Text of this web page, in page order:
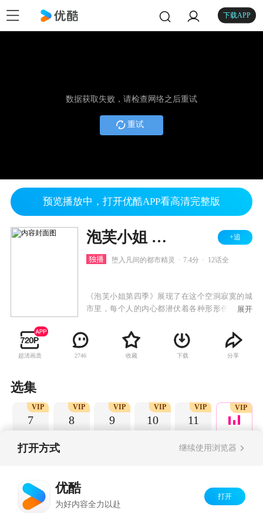
下载APP
数据获取失败，请检查网络之后重试
重试
预览播放中，打开优酷APP看高清完整版
泡芙小姐 第四季 +追
独播 堕入凡间的都市精灵 7.4分 12话全
《泡芙小姐第四季》展现了在这个空洞寂寞的城
市里，每个人的内心都潜伏着各种形形色色的欲
小姐和她的闺蜜们也逃脱不了这些欲望的羁绊，
同居、背叛、内幕、猜忌，所有捆绑住幸福的现
实锁链都等待着泡芙去一一解开……
展开
超清画质 2746 收藏 下载 分享
选集
7
VIP
8
VIP
9
VIP
10
VIP
11
VIP VIP
打开方式 继续使用浏览器
优酷
为好内容全力以赴
打开